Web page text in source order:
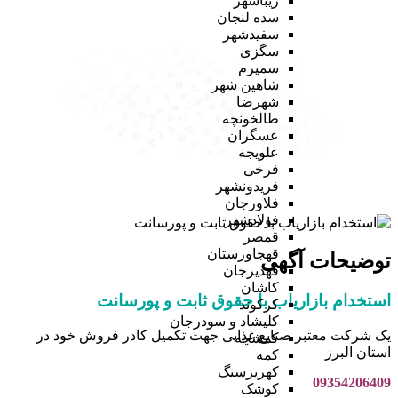
سده لنجان
سفیدشهر
سگزی
سمیرم
شاهین شهر
شهرضا
طالخونچه
عسگران
علویجه
فرخی
فریدونشهر
فلاورجان
فولادشهر
قمصر
قهجاورستان
قهدیرجان
کاشان
کرکوند
کلیشاد و سودرجان
کمشچه
کمه
کهریزسنگ
کوشک
توضیحات آگهی
استخدام بازاریاب با حقوق ثابت و پورسانت
یک شرکت معتبر صنایع‌ غذایی جهت تکمیل کادر فروش خود در
استان البرز
09354206409